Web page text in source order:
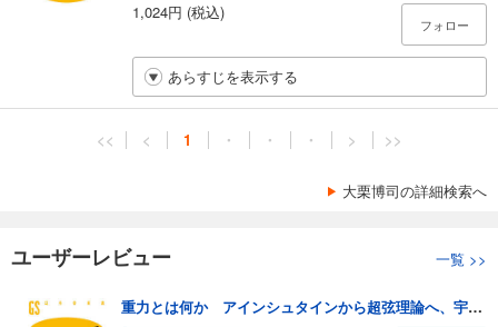
1,024円 (税込)
フォロー
あらすじを表示する
<< < 1 ・ ・ ・ > >>
大栗博司の詳細検索へ
ユーザーレビュー 一覧 >>
重力とは何か アインシュタインから超弦理論へ、宇宙の謎に迫る